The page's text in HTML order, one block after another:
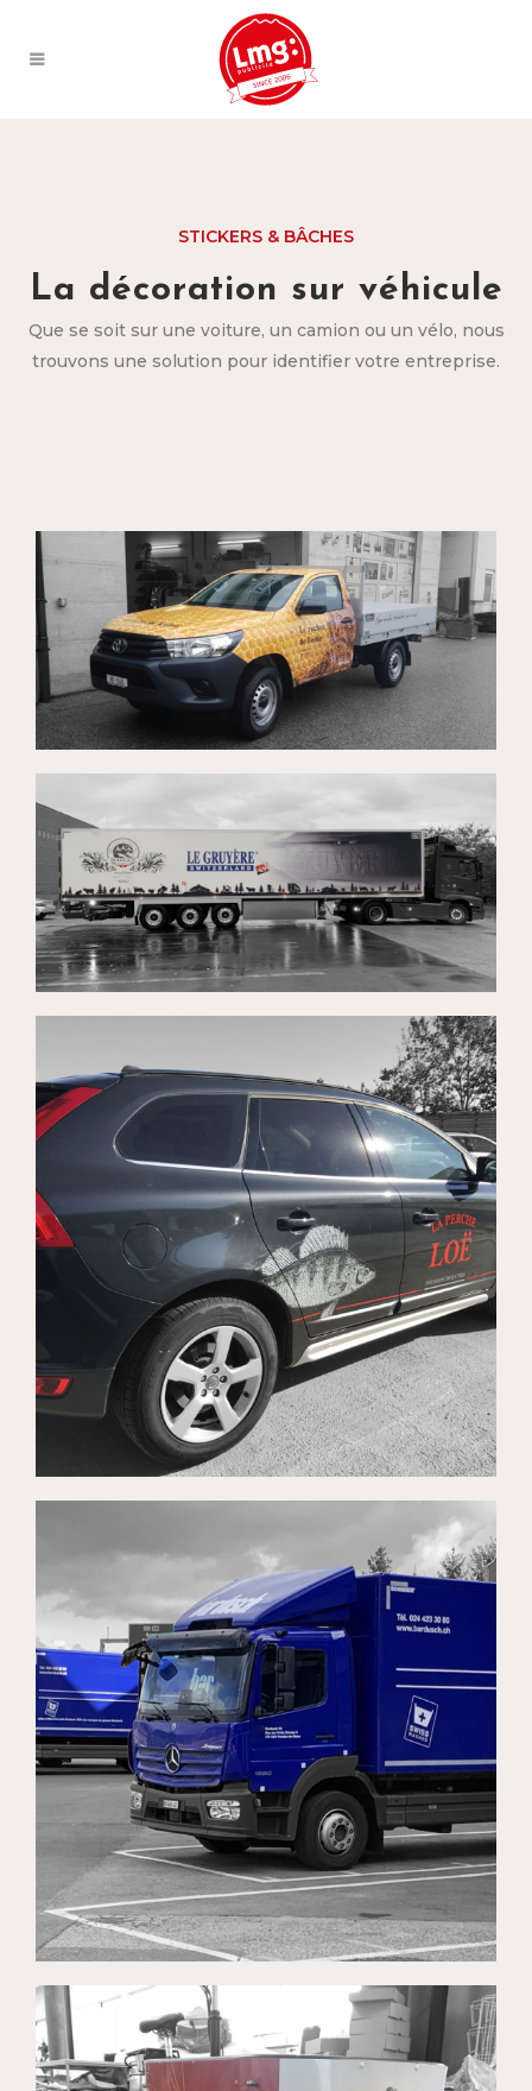
STICKERS & BÂCHES
La décoration sur véhicule
Que se soit sur une voiture, un camion ou un vélo, nous
trouvons une solution pour identifier votre entreprise.